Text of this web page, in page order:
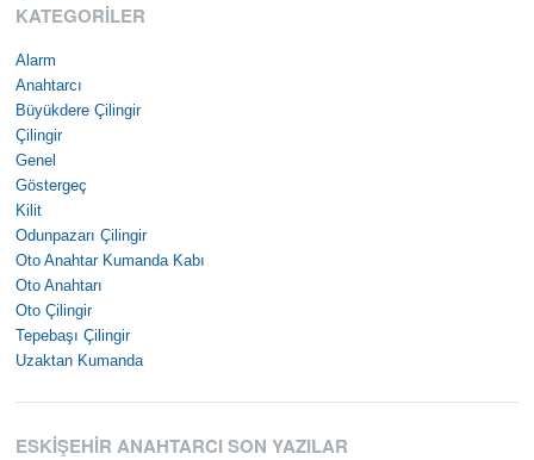
KATEGORILER
Alarm
Anahtarcı
Büyükdere Çilingir
Çilingir
Genel
Göstergeç
Kilit
Odunpazarı Çilingir
Oto Anahtar Kumanda Kabı
Oto Anahtarı
Oto Çilingir
Tepebaşı Çilingir
Uzaktan Kumanda
ESKIŞEHIR ANAHTARCI SON YAZILAR